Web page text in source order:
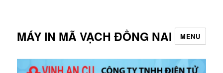
MÁY IN MÃ VẠCH ĐỒNG NAI MENU